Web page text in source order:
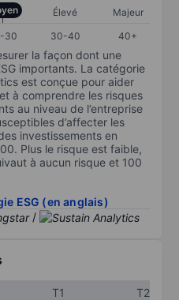
Élevé
Majeur
30 30-40 40+
la façon dont une
importants. La catégorie
est conçue pour aider
à comprendre les risques
au niveau de l’entreprise
d’affecter les
investissements en
Plus le risque est faible,
à aucun risque et 100
ESG (en anglais)
/
T1
T2